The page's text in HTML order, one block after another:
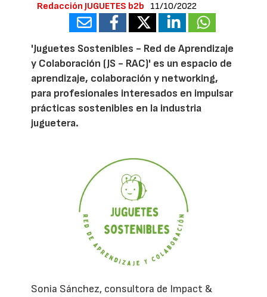
Redacción JUGUETES b2b 11/10/2022
'Juguetes Sostenibles - Red de Aprendizaje
y Colaboración (JS - RAC)' es un espacio de
aprendizaje, colaboración y networking,
para profesionales interesados en impulsar
prácticas sostenibles en la industria
juguetera.
Sonia Sánchez, consultora de Impact &